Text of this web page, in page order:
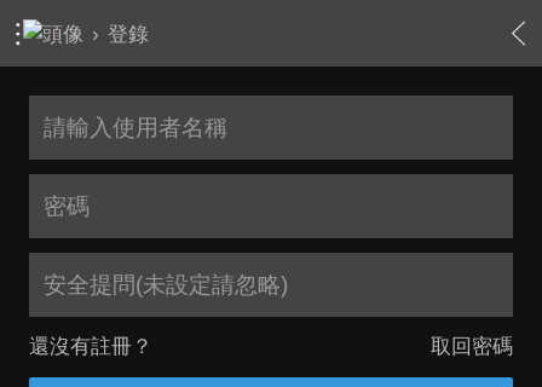
› 登錄
安全提問(未設定請忽略)
還沒有註冊？ 取回密碼